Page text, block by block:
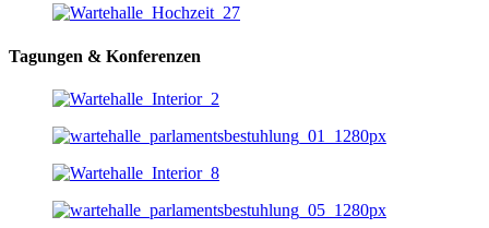
Tagungen & Konferenzen